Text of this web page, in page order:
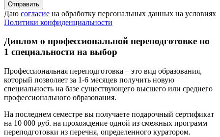
Даю согласие на обработку персональных данных на условиях
Политики конфиденциальности
Диплом о профессиональной переподготовке по
1 специальности на выбор
Профессиональная переподготовка – это вид образования,
который позволяет за 1-6 месяцев получить новую
специальность на базе существующего высшего или среднего
профессионального образования.
На последнем семестре вы получаете подарочный сертификат
на 10 000 руб. на прохождение одной из смежных программ
переподготовки из перечня, определенного куратором.